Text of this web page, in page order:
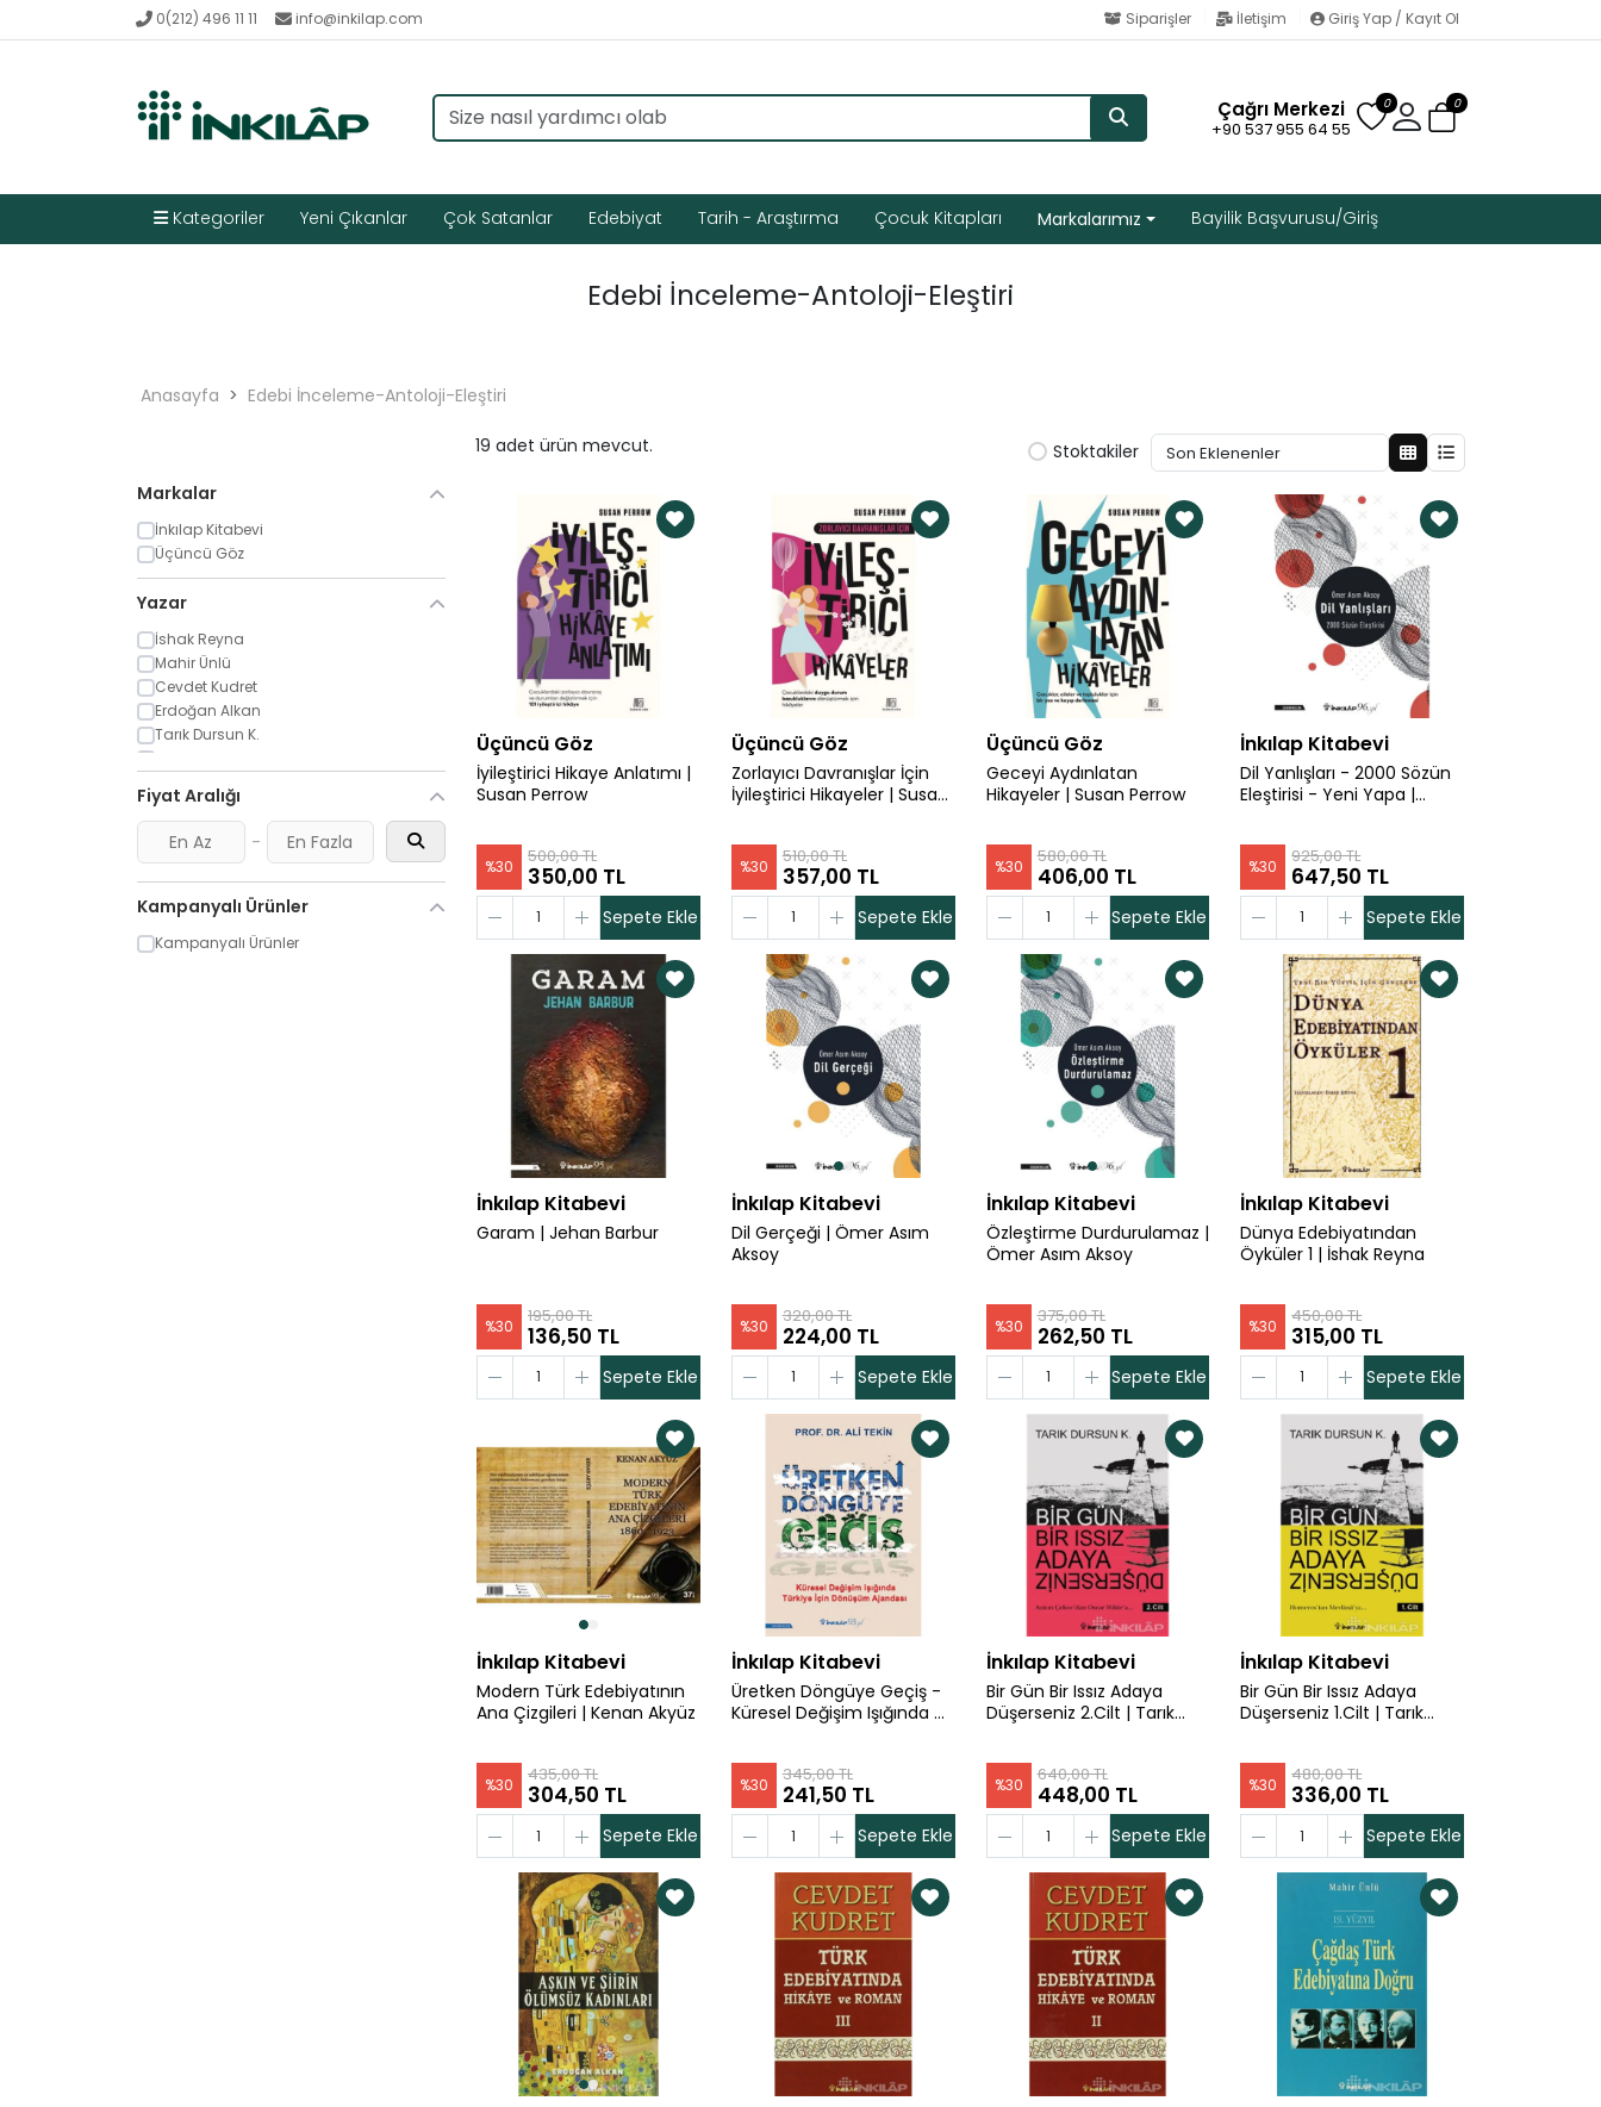
0(212) 496 11 11 info@inkilap.com Siparişler İletişim Giriş Yap / Kayıt Ol
0
0
Çağrı Merkezi
+90 537 955 64 55
Kategoriler Yeni Çıkanlar Çok Satanlar Edebiyat Tarih - Araştırma Çocuk Kitapları Markalarımız Bayilik Başvurusu/Giriş
Edebi İnceleme-Antoloji-Eleştiri
Anasayfa Edebi İnceleme-Antoloji-Eleştiri
Markalar
İnkılap Kitabevi
Üçüncü Göz
Yazar
İshak Reyna
Mahir Ünlü
Cevdet Kudret
Erdoğan Alkan
Tarık Dursun K.
Ömer Asım Aksoy
Jehan Barbur
Nurettin Koç
Susan Perrow
Fiyat Aralığı
-
Kampanyalı Ürünler
Kampanyalı Ürünler
19 adet ürün mevcut. Stoktakiler
Üçüncü Göz
İyileştirici Hikaye Anlatımı |
Susan Perrow
%30 500,00 TL
350,00 TL
Sepete Ekle
Üçüncü Göz
Zorlayıcı Davranışlar İçin
İyileştirici Hikayeler | Susan
%30 510,00 TL
357,00 TL
Sepete Ekle
Üçüncü Göz
Geceyi Aydınlatan
Hikayeler | Susan Perrow
%30 580,00 TL
406,00 TL
Sepete Ekle
İnkılap Kitabevi
Dil Yanlışları - 2000 Sözün
Eleştirisi - Yeni Yapa |
%30 925,00 TL
647,50 TL
Sepete Ekle
İnkılap Kitabevi
Garam | Jehan Barbur
%30 195,00 TL
136,50 TL
Sepete Ekle
İnkılap Kitabevi
Dil Gerçeği | Ömer Asım
Aksoy
%30 320,00 TL
224,00 TL
Sepete Ekle
İnkılap Kitabevi
Özleştirme Durdurulamaz |
Ömer Asım Aksoy
%30 375,00 TL
262,50 TL
Sepete Ekle
İnkılap Kitabevi
Dünya Edebiyatından
Öyküler 1 | İshak Reyna
%30 450,00 TL
315,00 TL
Sepete Ekle
İnkılap Kitabevi
Modern Türk Edebiyatının
Ana Çizgileri | Kenan Akyüz
%30 435,00 TL
304,50 TL
Sepete Ekle
İnkılap Kitabevi
Üretken Döngüye Geçiş -
Küresel Değişim Işığında T |
%30 345,00 TL
241,50 TL
Sepete Ekle
İnkılap Kitabevi
Bir Gün Bir Issız Adaya
Düşerseniz 2.Cilt | Tarık
%30 640,00 TL
448,00 TL
Sepete Ekle
İnkılap Kitabevi
Bir Gün Bir Issız Adaya
Düşerseniz 1.Cilt | Tarık
%30 480,00 TL
336,00 TL
Sepete Ekle